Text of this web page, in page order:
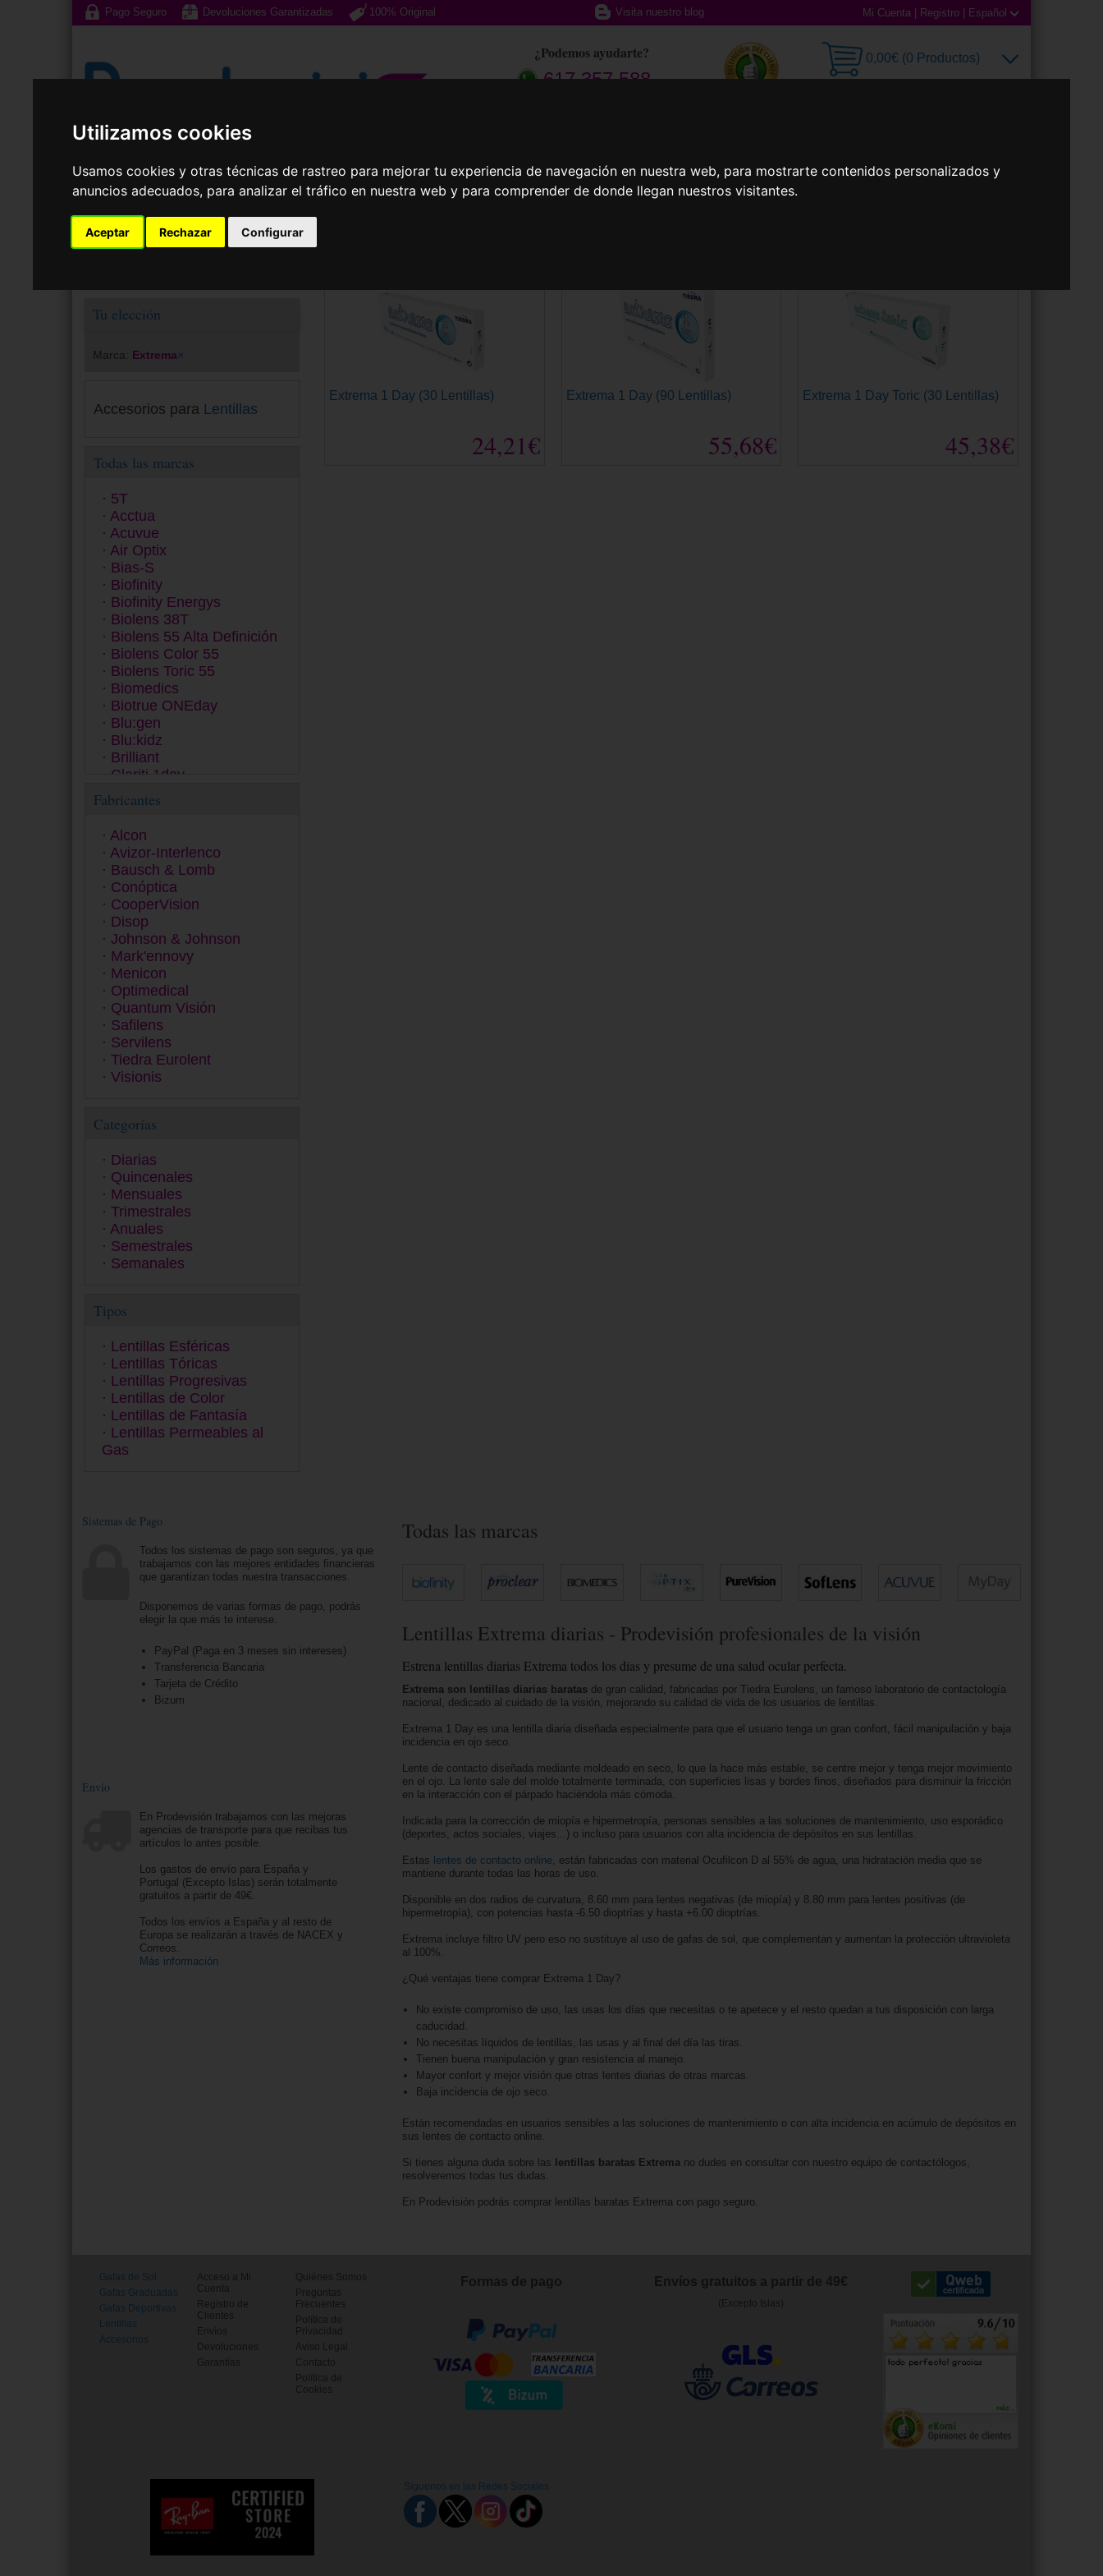
Utilizamos cookies
Usamos cookies y otras técnicas de rastreo para mejorar tu experiencia de navegación en nuestra web, para mostrarte contenidos personalizados y
anuncios adecuados, para analizar el tráfico en nuestra web y para comprender de donde llegan nuestros visitantes.
Aceptar Rechazar Configurar
Pago Seguro Devoluciones Garantizadas 100% Original Visita nuestro blog Mi Cuenta Registro Español
¿Podemos ayudarte?
617 357 588
0,00€ (0 Productos)
Gafas de Sol Gafas Graduadas Gafas Deportivas Lentillas Accesorios
Tu elección
Marca: Extrema×
Accesorios para Lentillas
Todas las marcas
5T
Acctua
Acuvue
Air Optix
Bias-S
Biofinity
Biofinity Energys
Biolens 38T
Biolens 55 Alta Definición
Biolens Color 55
Biolens Toric 55
Biomedics
Biotrue ONEday
Blu:gen
Blu:kidz
Brilliant
Clariti 1day
Clear 38
ColourVUE
Contact
Dailies
Equilibria
ET 43
Exacta
Extrema
Eyesoft
Freshlook
Fusion
Gentle 59
Gentle 80
GP
Hidro Health
Horizont
Inno
Lens
MyDay
Myvision Júnior
Myvision Max
Premio
Proclear
PureVision
Quattro
Safe-Gel
Safeline 55 A
SPH 5 Anual
Zero 6
Fabricantes
Alcon
Avizor-Interlenco
Bausch & Lomb
Conóptica
CooperVision
Disop
Johnson & Johnson
Mark'ennovy
Menicon
Optimedical
Quantum Visión
Safilens
Servilens
Tiedra Eurolent
Visionis
Categorías
Diarias
Quincenales
Mensuales
Trimestrales
Anuales
Semestrales
Semanales
Tipos
Lentillas Esféricas
Lentillas Tóricas
Lentillas Progresivas
Lentillas de Color
Lentillas de Fantasía
Lentillas Permeables al
Gas
Lentillas Extrema
Extrema 1 Day (30 Lentillas)
24,21€
Extrema 1 Day (90 Lentillas)
55,68€
Extrema 1 Day Toric (30 Lentillas)
45,38€
Todas las marcas
Lentillas Extrema diarias - Prodevisión profesionales de la visión
Estrena lentillas diarias Extrema todos los días y presume de una salud ocular perfecta.
Extrema son lentillas diarias baratas de gran calidad, fabricadas por Tiedra Eurolens, un famoso laboratorio de contactología
nacional, dedicado al cuidado de la visión, mejorando su calidad de vida de los usuarios de lentillas.
Extrema 1 Day es una lentilla diaria diseñada especialmente para que el usuario tenga un gran confort, fácil manipulación y baja
incidencia en ojo seco.
Lente de contacto diseñada mediante moldeado en seco, lo que la hace más estable, se centre mejor y tenga mejor movimiento
en el ojo. La lente sale del molde totalmente terminada, con superficies lisas y bordes finos, diseñados para disminuir la fricción
en la interacción con el párpado haciéndola más cómoda.
Indicada para la corrección de miopía e hipermetropía, personas sensibles a las soluciones de mantenimiento, uso esporádico
(deportes, actos sociales, viajes...) o incluso para usuarios con alta incidencia de depósitos en sus lentillas.
Estas lentes de contacto online, están fabricadas con material Ocufilcon D al 55% de agua, una hidratación media que se
mantiene durante todas las horas de uso.
Disponible en dos radios de curvatura, 8.60 mm para lentes negativas (de miopía) y 8.80 mm para lentes positivas (de
hipermetropía), con potencias hasta -6.50 dioptrías y hasta +6.00 dioptrías.
Extrema incluye filtro UV pero eso no sustituye al uso de gafas de sol, que complementan y aumentan la protección ultravioleta
al 100%.
¿Qué ventajas tiene comprar Extrema 1 Day?
No existe compromiso de uso, las usas los días que necesitas o te apetece y el resto quedan a tus disposición con larga
caducidad.
No necesitas líquidos de lentillas, las usas y al final del día las tiras.
Tienen buena manipulación y gran resistencia al manejo.
Mayor confort y mejor visión que otras lentes diarias de otras marcas.
Baja incidencia de ojo seco.
Están recomendadas en usuarios sensibles a las soluciones de mantenimiento o con alta incidencia en acúmulo de depósitos en
sus lentes de contacto online.
Si tienes alguna duda sobre las lentillas baratas Extremano dudes en consultar con nuestro equipo de contactólogos,
resolveremos todas tus dudas.
En Prodevisión podrás comprar lentillas baratas Extrema con pago seguro.
Sistemas de Pago
Todos los sistemas de pago son seguros, ya que
trabajamos con las mejores entidades financieras
que garantizan todas nuestra transacciones.
Disponemos de varias formas de pago, podrás
elegir la que más te interese.
PayPal (Paga en 3 meses sin intereses)
Transferencia Bancaria
Tarjeta de Crédito
Bizum
Envío
En Prodevisión trabajamos con las mejoras
agencias de transporte para que recibas tus
artículos lo antes posible.
Los gastos de envío para España y
Portugal (Excepto Islas) serán totalmente
gratuitos a partir de 49€.
Todos los envíos a España y al resto de
Europa se realizarán a través de NACEX y
Correos.
Más información
Gafas de Sol
Gafas Graduadas
Gafas Deportivas
Lentillas
Accesorios
Acceso a Mi
Cuenta
Registro de
Clientes
Envíos
Devoluciones
Garantías
Quiénes Somos
Preguntas
Frecuentes
Política de
Privacidad
Aviso Legal
Contacto
Política de
Cookies
Formas de pago Envíos gratuitos a partir de 49€
(Excepto Islas)
Síguenos en las Redes Sociales